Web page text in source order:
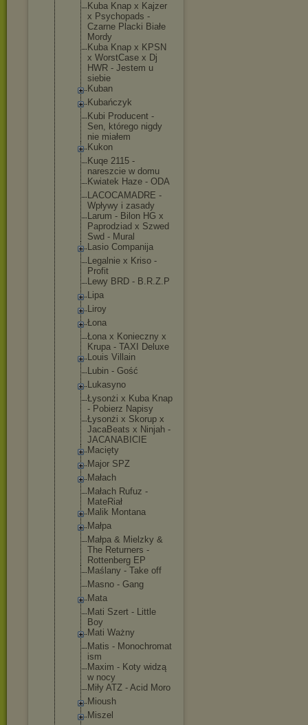
Kuba Knap x Kajzer
x Psychopads -
Czarne Placki Białe
Mordy
Kuba Knap x KPSN
x WorstCase x Dj
HWR - Jestem u
siebie
Kuban
Kubańczyk
Kubi Producent -
Sen, którego nigdy
nie miałem
Kukon
Kuqe 2115 -
nareszcie w domu
Kwiatek Haze - ODA
LACOCAMADRE -
Wpływy i zasady
Larum - Bilon HG x
Paprodziad x Szwed
Swd - Mural
Lasio Companija
Legalnie x Kriso -
Profit
Lewy BRD - B.R.Z.P
Lipa
Liroy
Łona
Łona x Konieczny x
Krupa - TAXI Deluxe
Louis Villain
Lubin - Gość
Lukasyno
Łysonżi x Kuba Knap
- Pobierz Napisy
Łysonżi x Skorup x
JacaBeats x Ninjah -
JACANABICIE
Macięty
Major SPZ
Małach
Małach Rufuz -
MateRiał
Malik Montana
Małpa
Małpa & Mielzky &
The Returners -
Rottenberg EP
Maślany - Take off
Masno - Gang
Mata
Mati Szert - Little
Boy
Mati Ważny
Matis - Monochromat
ism
Maxim - Koty widzą
w nocy
Miły ATZ - Acid Moro
Mioush
Miszel